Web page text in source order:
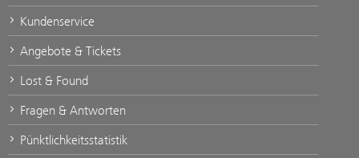
Kundenservice
Angebote & Tickets
Lost & Found
Fragen & Antworten
Pünktlichkeitsstatistik